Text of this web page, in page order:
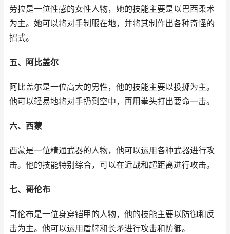
劳拉是一位性感的女性人物，她的技能主要是以巴西柔术
为主。她可以将对手制服在地，并将其制作出各种奇怪的
招式。
五、阿比盖尔
阿比盖尔是一位高大的男性，他的技能主要以投掷为主。
他可以轻易地将对手扔到空中，再用拳头打出要命一击。
六、西蒙
西蒙是一位精通武器的人物，他可以运用各种武器进行攻
击。他的技能特别综合，可以在近战和超距离进行攻击。
七、哥伦布
哥伦布是一位身穿铠甲的人物，他的技能主要以防御和反
击为主。他可以运用盾牌和长矛进行攻击和防御。